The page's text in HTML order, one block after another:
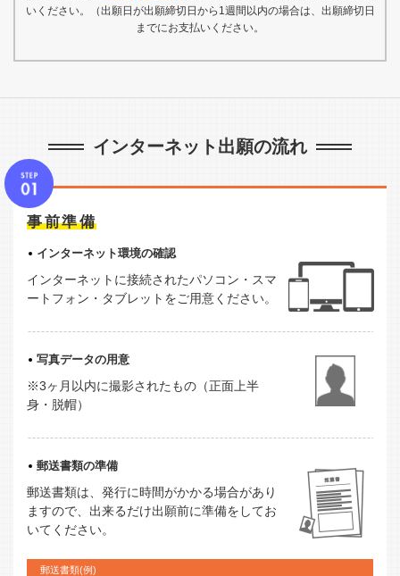
いください。（出願日が出願締切日から1週間以内の場合は、出願締切日
までにお支払いください。
インターネット出願の流れ
事前準備
インターネット環境の確認
インターネットに接続されたパソコン・スマ
ートフォン・タブレットをご用意ください。
写真データの用意
※3ヶ月以内に撮影されたもの（正面上半
身・脱帽）
郵送書類の準備
郵送書類は、発行に時間がかかる場合があり
ますので、出来るだけ出願前に準備をしてお
いてください。
郵送書類(例)